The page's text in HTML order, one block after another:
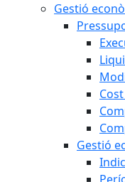
Gestió
Gestió